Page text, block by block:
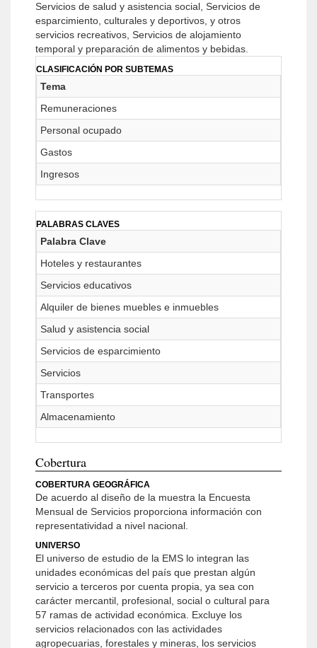
Servicios de salud y asistencia social, Servicios de
esparcimiento, culturales y deportivos, y otros
servicios recreativos, Servicios de alojamiento
temporal y preparación de alimentos y bebidas.
CLASIFICACIÓN POR SUBTEMAS
Tema
Remuneraciones
Personal ocupado
Gastos
Ingresos
PALABRAS CLAVES
Palabra Clave
Hoteles y restaurantes
Servicios educativos
Alquiler de bienes muebles e inmuebles
Salud y asistencia social
Servicios de esparcimiento
Servicios
Transportes
Almacenamiento
Cobertura
COBERTURA GEOGRÁFICA
De acuerdo al diseño de la muestra la Encuesta
Mensual de Servicios proporciona información con
representatividad a nivel nacional.
UNIVERSO
El universo de estudio de la EMS lo integran las
unidades económicas del país que prestan algún
servicio a terceros por cuenta propia, ya sea con
carácter mercantil, profesional, social o cultural para
57 ramas de actividad económica. Excluye los
servicios relacionados con las actividades
agropecuarias, forestales y mineras, los servicios